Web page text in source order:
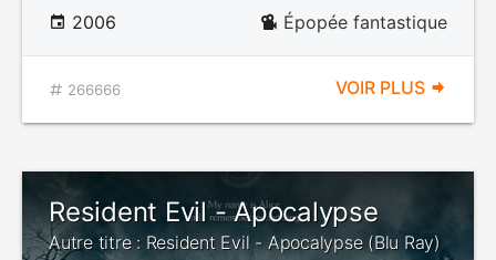
2006 Épopée fantastique
266666 VOIR PLUS
Resident Evil - Apocalypse
Autre titre : Resident Evil - Apocalypse (Blu Ray)